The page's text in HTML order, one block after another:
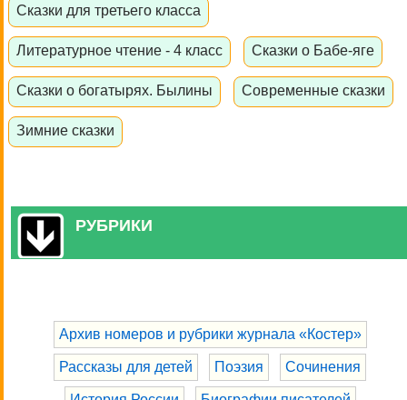
Сказки для третьего класса
Литературное чтение - 4 класс Сказки о Бабе-яге
Сказки о богатырях. Былины Современные сказки
Зимние сказки
РУБРИКИ
Архив номеров и рубрики журнала «Костер»
Рассказы для детей Поэзия Сочинения